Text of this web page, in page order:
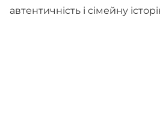
автентичність і сімейну